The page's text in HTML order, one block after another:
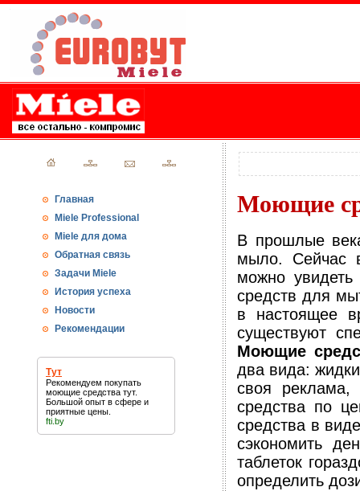
Главная
Miele Professional
Miele для дома
Обратная связь
Задачи Miele
История успеха
Новости
Рекомендации
Тут
Рекомендуем покупать
моющие средства тут.
Большой опыт в сфере и
приятные цены.
fti.by
Моющие
В прошлые
мыло. Сейчас
можно
средств для
в настоящее
существуют
Моющие
два вида:
своя реклама,
средства по
средства в
сэкономить
таблеток
определить